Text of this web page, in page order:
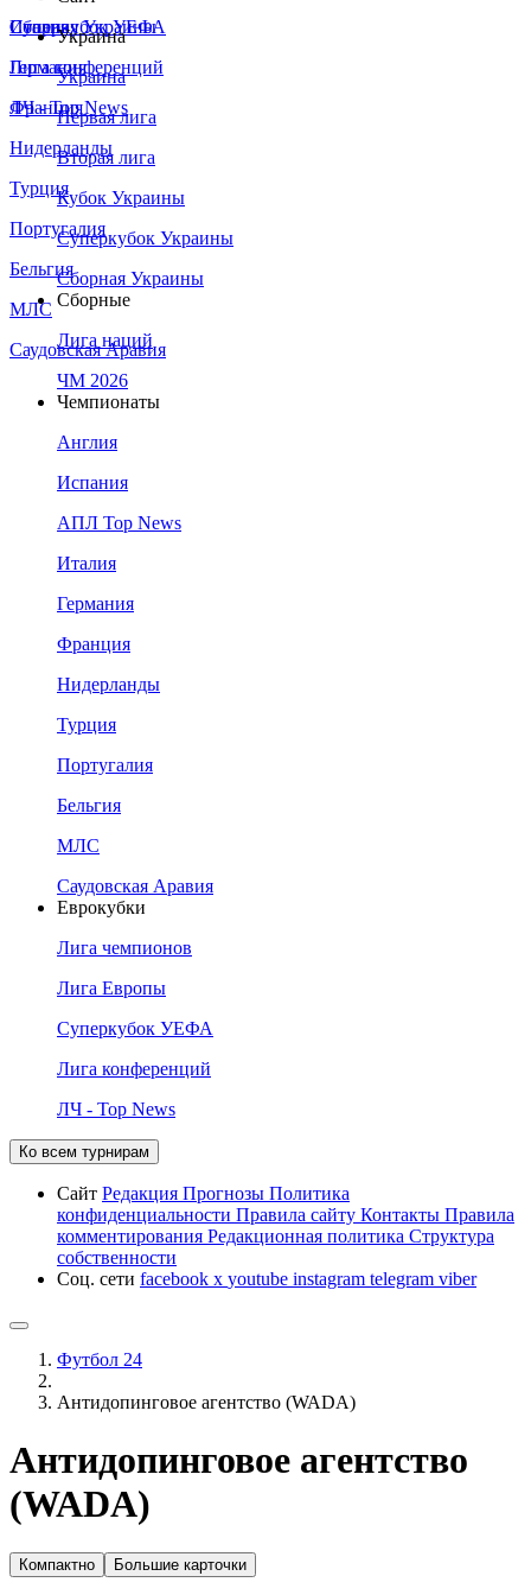
Сборная Украины
Италия
Германия
Франция
Нидерланды
Турция
Португалия
Бельгия
МЛС
Саудовская Аравия
Суперкубок УЕФА
Лига конференций
ЛЧ - Top News
Украина
Украина
Первая лига
Вторая лига
Кубок Украины
Суперкубок Украины
Сборная Украины
Сборные
Лига наций
ЧМ 2026
Чемпионаты
Англия
Испания
АПЛ Top News
Италия
Германия
Франция
Нидерланды
Турция
Португалия
Бельгия
МЛС
Саудовская Аравия
Еврокубки
Лига чемпионов
Лига Европы
Суперкубок УЕФА
Лига конференций
ЛЧ - Top News
Ко всем турнирам
Сайт Редакция Прогнозы Политика
конфиденциальности Правила сайту Контакты Правила
комментирования Редакционная политика Структура
собственности
Соц. сети facebook x youtube instagram telegram viber
Футбол 24
Антидопинговое агентство (WADA)
Антидопинговое агентство
(WADA)
Компактно Большие карточки